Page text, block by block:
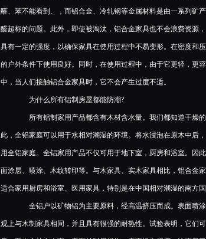
醛、苯不能看到、，而铝合金、冷轧钢等金属材料是由一系列矿
醛超标的问题。此外，即使被淘汰，铝合金家具也不会浪费资源
具有一定的强度，以确保家具在使用过程中不易变形。在密度和
的户外条件下使用良好。同时，在使用过程中，由于它更轻，更
中，当人们接触铝合金家具时，它不会产生过度不适。
为什么所有铝制房屋都能防潮?
所有铝制家用产品都含有木材含水量。我们都知道干燥的
此，全铝家庭可以用于水相对潮湿的环境。将水浸泡在原木中后
用全铝家庭。全铝家用产品不仅可用于地下室，厨房和浴室。因
面涂层、喷涂、木纹转印等。与木家具、实木家具相比，铝合金
适合家用厨房和浴室、医用家具，特别是在中国相对潮湿的南方
全铝户以矿物铝为主要原料，经高温挤压而成。表面喷
观上与木制家具相同，并且具有很强的耐热性。试验表明，它们